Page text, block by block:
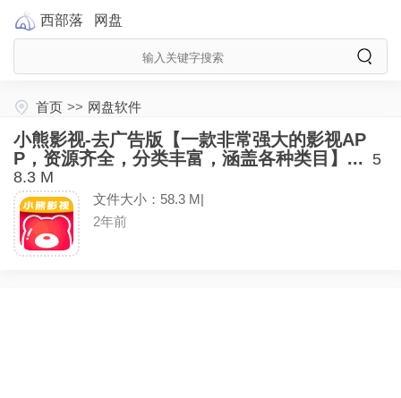
西部落 网盘
首页 >> 网盘软件
小熊影视-去广告版【一款非常强大的影视AP
P，资源齐全，分类丰富，涵盖各种类目】... 5
8.3 M
文件大小：58.3 M|
2年前